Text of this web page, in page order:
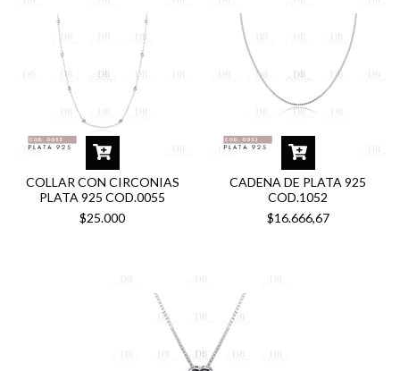
COLLAR CON CIRCONIAS
PLATA 925 COD.0055
$25.000
CADENA DE PLATA 925
COD.1052
$16.666,67